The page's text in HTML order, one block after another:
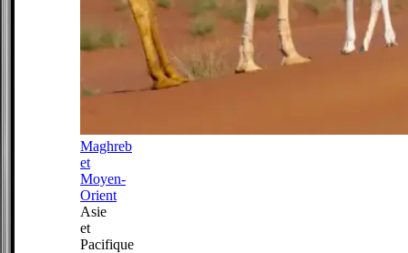
Maghreb
et
Moyen-
Orient
Asie
et
Pacifique